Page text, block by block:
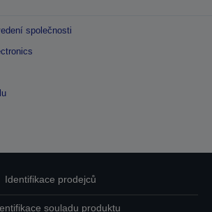
společnosti
Identifikace prodejců
souladu produktu